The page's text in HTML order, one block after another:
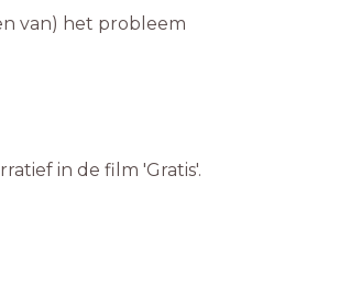
van) het probleem
in de film 'Gratis'.